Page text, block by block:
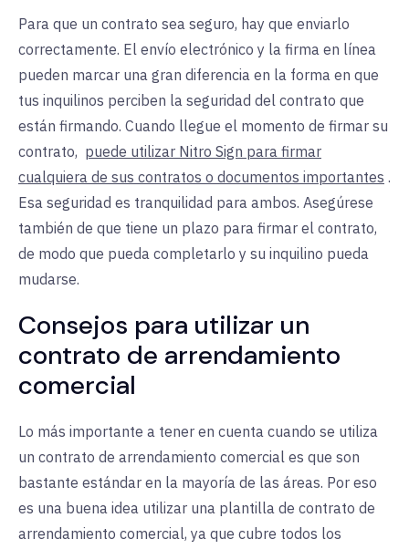
Para que un contrato sea seguro, hay que enviarlo
correctamente. El envío electrónico y la firma en línea
pueden marcar una gran diferencia en la forma en que
tus inquilinos perciben la seguridad del contrato que
están firmando. Cuando llegue el momento de firmar su
contrato, puede utilizar Nitro Sign para firmar
cualquiera de sus contratos o documentos importantes .
Esa seguridad es tranquilidad para ambos. Asegúrese
también de que tiene un plazo para firmar el contrato,
de modo que pueda completarlo y su inquilino pueda
mudarse.
Consejos para utilizar un
contrato de arrendamiento
comercial
Lo más importante a tener en cuenta cuando se utiliza
un contrato de arrendamiento comercial es que son
bastante estándar en la mayoría de las áreas. Por eso
es una buena idea utilizar una plantilla de contrato de
arrendamiento comercial, ya que cubre todos los